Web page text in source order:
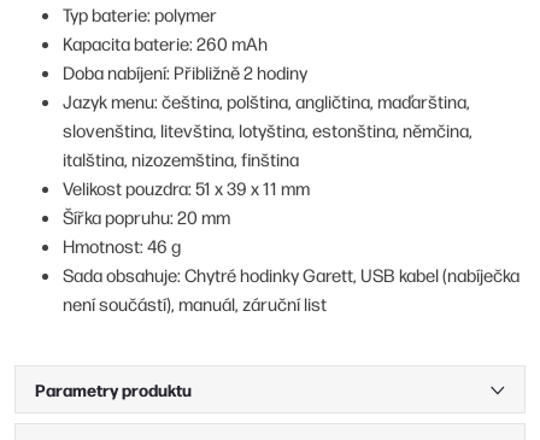
Typ baterie: polymer
Kapacita baterie: 260 mAh
Doba nabíjení: Přibližně 2 hodiny
Jazyk menu: čeština, polština, angličtina, maďarština,
slovenština, litevština, lotyština, estonština, němčina,
italština, nizozemština, finština
Velikost pouzdra: 51 x 39 x 11 mm
Šířka popruhu: 20 mm
Hmotnost: 46 g
Sada obsahuje: Chytré hodinky Garett, USB kabel (nabíječka
není součástí), manuál, záruční list
Parametry produktu